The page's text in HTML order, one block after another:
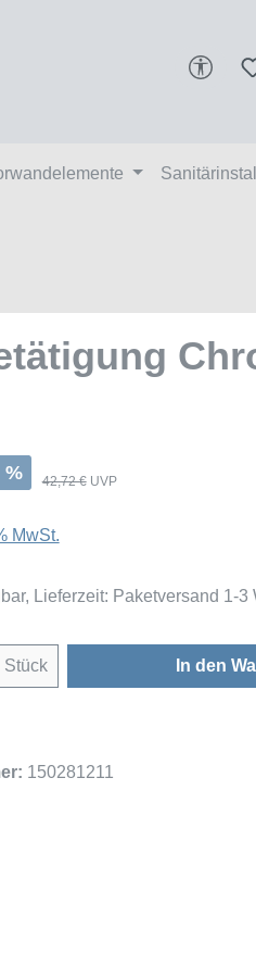
% 42,72 € UVP
MwSt.
Lieferzeit: Paketversand 1-3
Gib den
Stück In den
150281211